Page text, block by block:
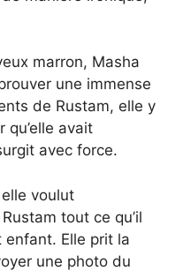
marron, Masha
une immense
de Rustam, elle y
qu’elle avait
avec force.
voulut
tout ce qu’il
Elle prit la
une photo du